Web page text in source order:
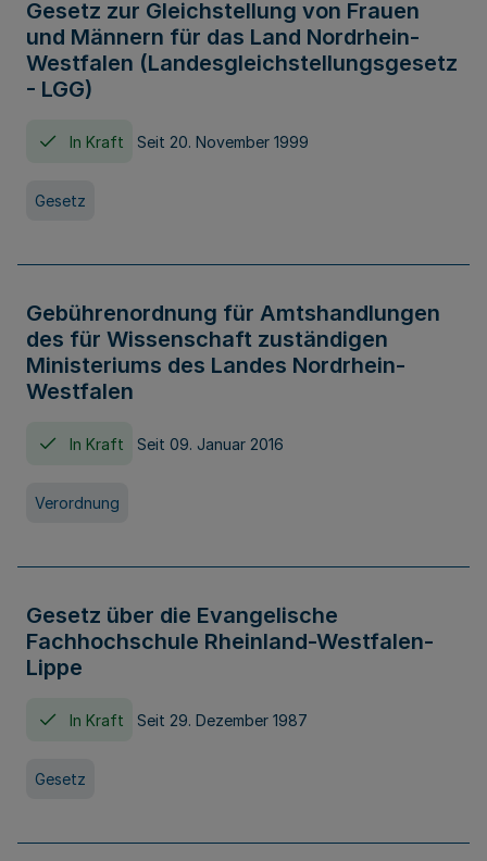
Gesetz zur Gleichstellung von Frauen
und Männern für das Land Nordrhein-
Westfalen (Landesgleichstellungsgesetz
- LGG)
In Kraft Seit 20. November 1999
Gesetz
Gebührenordnung für Amtshandlungen
des für Wissenschaft zuständigen
Ministeriums des Landes Nordrhein-
Westfalen
In Kraft Seit 09. Januar 2016
Verordnung
Gesetz über die Evangelische
Fachhochschule Rheinland-Westfalen-
Lippe
In Kraft Seit 29. Dezember 1987
Gesetz